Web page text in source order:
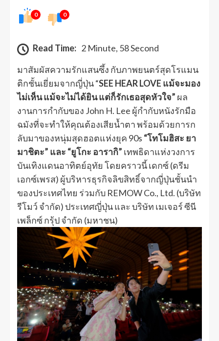
0 0
Read Time: 2 Minute, 58 Second
มาสัมผัสความรักแสนซึ้ง กับภาพยนตร์สุดโรแมน
ติกชั้นเยี่ยมจากญี่ปุ่น “SEE HEAR LOVE แม้จะมอง
ไม่เห็น แม้จะไม่ได้ยิน แต่ก็รักเธอสุดหัวใจ” ผล
งานการกำกับของ John H. Lee ผู้กำกับหนังรักมือ
ฉมังที่จะทำให้คุณต้องเสียน้ำตา พร้อมด้วยการก
ลับมาของหนุ่มสุดฮอตแห่งยุค 90s “โทโมฮิสะ ยา
มาชิตะ” และ “ยูโกะ อารากิ” เทพธิดาแห่งวงการ
บันเทิงแดนอาทิตย์อุทัย โดยคราวนี้ เดกซ์ (ดรีม
เอกซ์เพรส) ผู้บริหารธุรกิจลิขสิทธิ์จากญี่ปุ่นชั้นนำ
ของประเทศไทย ร่วมกับ REMOW Co., Ltd. (บริษัท
รีโมว์ จำกัด) ประเทศญี่ปุ่น และ บริษัท เมเจอร์ ซีนี
เพล็กซ์ กรุ้ป จำกัด (มหาชน)